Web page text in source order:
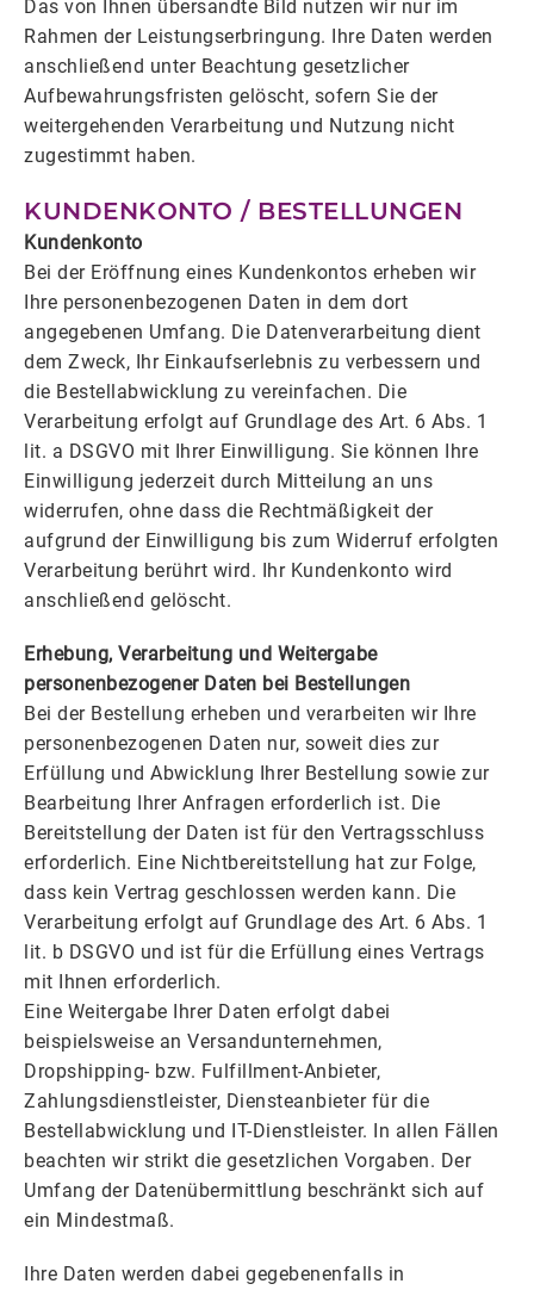
Das von Ihnen übersandte Bild nutzen wir nur im
Rahmen der Leistungserbringung. Ihre Daten werden
anschließend unter Beachtung gesetzlicher
Aufbewahrungsfristen gelöscht, sofern Sie der
weitergehenden Verarbeitung und Nutzung nicht
zugestimmt haben.
KUNDENKONTO / BESTELLUNGEN
Kundenkonto
Bei der Eröffnung eines Kundenkontos erheben wir
Ihre personenbezogenen Daten in dem dort
angegebenen Umfang. Die Datenverarbeitung dient
dem Zweck, Ihr Einkaufserlebnis zu verbessern und
die Bestellabwicklung zu vereinfachen. Die
Verarbeitung erfolgt auf Grundlage des Art. 6 Abs. 1
lit. a DSGVO mit Ihrer Einwilligung. Sie können Ihre
Einwilligung jederzeit durch Mitteilung an uns
widerrufen, ohne dass die Rechtmäßigkeit der
aufgrund der Einwilligung bis zum Widerruf erfolgten
Verarbeitung berührt wird. Ihr Kundenkonto wird
anschließend gelöscht.
Erhebung, Verarbeitung und Weitergabe
personenbezogener Daten bei Bestellungen
Bei der Bestellung erheben und verarbeiten wir Ihre
personenbezogenen Daten nur, soweit dies zur
Erfüllung und Abwicklung Ihrer Bestellung sowie zur
Bearbeitung Ihrer Anfragen erforderlich ist. Die
Bereitstellung der Daten ist für den Vertragsschluss
erforderlich. Eine Nichtbereitstellung hat zur Folge,
dass kein Vertrag geschlossen werden kann. Die
Verarbeitung erfolgt auf Grundlage des Art. 6 Abs. 1
lit. b DSGVO und ist für die Erfüllung eines Vertrags
mit Ihnen erforderlich.
Eine Weitergabe Ihrer Daten erfolgt dabei
beispielsweise an Versandunternehmen,
Dropshipping- bzw. Fulfillment-Anbieter,
Zahlungsdienstleister, Diensteanbieter für die
Bestellabwicklung und IT-Dienstleister. In allen Fällen
beachten wir strikt die gesetzlichen Vorgaben. Der
Umfang der Datenübermittlung beschränkt sich auf
ein Mindestmaß.
Ihre Daten werden dabei gegebenenfalls in